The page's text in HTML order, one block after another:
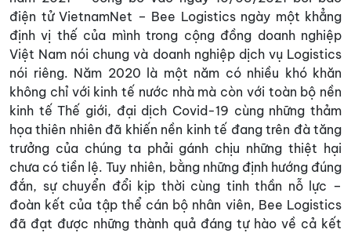
điện tử VietnamNet – Bee Logistics ngày một khẳng
định vị thế của mình trong cộng đồng doanh nghiệp
Việt Nam nói chung và doanh nghiệp dịch vụ Logistics
nói riêng. Năm 2020 là một năm có nhiều khó khăn
không chỉ với kinh tế nước nhà mà còn với toàn bộ nền
kinh tế Thế giới, đại dịch Covid-19 cùng những thảm
họa thiên nhiên đã khiến nền kinh tế đang trên đà tăng
trưởng của chúng ta phải gánh chịu những thiệt hại
chưa có tiền lệ. Tuy nhiên, bằng những định hướng đúng
đắn, sự chuyển đổi kịp thời cùng tinh thần nỗ lực –
đoàn kết của tập thể cán bộ nhân viên, Bee Logistics
đã đạt được những thành quả đáng tự hào về cả kết